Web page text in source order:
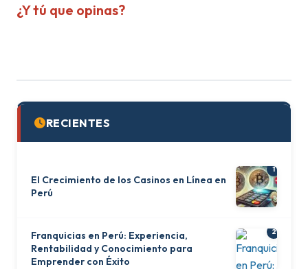
¿Y tú que opinas?
RECIENTES
El Crecimiento de los Casinos en Línea en
Perú
1
Franquicias en Perú: Experiencia,
Rentabilidad y Conocimiento para
Emprender con Éxito
2